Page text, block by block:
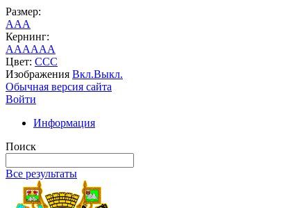
Размер:
AAA
Кернинг:
AAAAAA
Цвет: CCC
Изображения Вкл.Выкл.
Обычная версия сайта
Войти
Информация
Поиск
Все результаты